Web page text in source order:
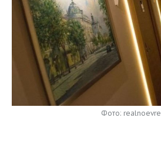
ВУЗЫ ТАТАРСТАНА
КОМУ ПРИНАДЛЕЖАТ
ТОРГОВЫЕ ЦЕНТРЫ
ТАТАРСТАНА
БАНКИ
БЮДЖЕТ
ИНВЕСТИЦИИ
АГРОПРОМ
МАШИНОСТРОЕНИЕ
НЕФТЕХИМИЯ
НЕФТЬ
НОВОСТИ НЕДВИЖИМОСТИ
АВТО
НОВОСТИ АВТО
БИЗНЕС
НОВОСТИ БИЗНЕСА
РОЗНИЧНАЯ ТОРГОВЛЯ
ТЕХНОЛОГИИ
НОВОСТИ ТЕХНОЛОГИЙ
МЕРОПРИЯТИЯ
НОВОСТИ МЕРОПРИЯТИЙ
Фото: